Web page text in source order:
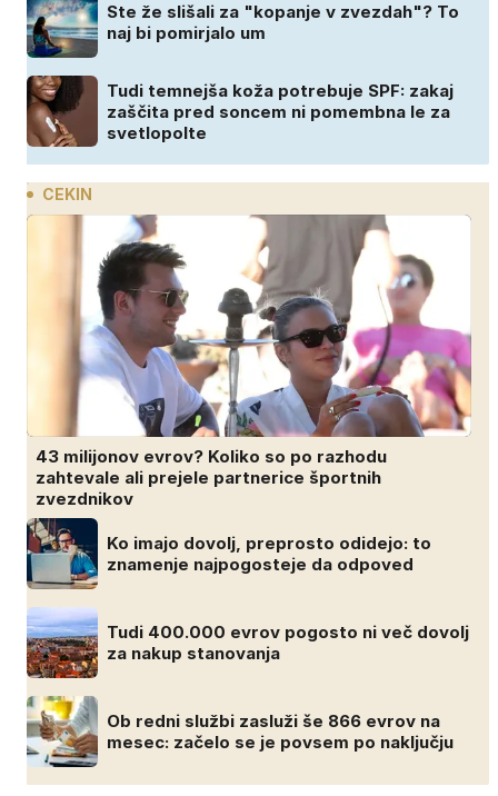
Ste že slišali za "kopanje v zvezdah"? To
naj bi pomirjalo um
Tudi temnejša koža potrebuje SPF: zakaj
zaščita pred soncem ni pomembna le za
svetlopolte
CEKIN
43 milijonov evrov? Koliko so po razhodu
zahtevale ali prejele partnerice športnih
zvezdnikov
Ko imajo dovolj, preprosto odidejo: to
znamenje najpogosteje da odpoved
Tudi 400.000 evrov pogosto ni več dovolj
za nakup stanovanja
Ob redni službi zasluži še 866 evrov na
mesec: začelo se je povsem po naključju